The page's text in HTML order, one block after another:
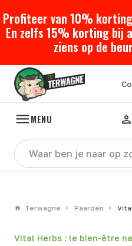
Profiteer van 10%
En zelfs 15% korting bij
ziens op de
MENU
Terwagne Paarden
Vital Herbs : le bien-être